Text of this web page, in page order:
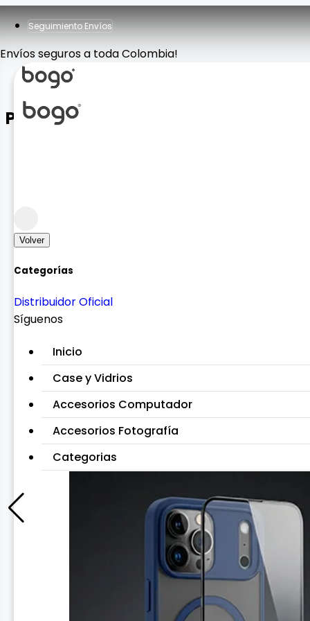
Seguimiento Envíos
Envíos seguros a toda Colombia!
Volver
Categorías
Distribuidor Oficial
Síguenos
Inicio
Case y Vidrios
Accesorios Computador
Accesorios Fotografía
Categorias
Pulso Sport HW Band 6